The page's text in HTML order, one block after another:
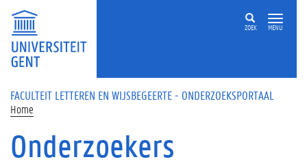
Overslaan en naar de inhoud gaan
ZOEK MENU
FACULTEIT LETTEREN EN WIJSBEGEERTE - ONDERZOEKSPORTAAL
Home
Onderzoekers